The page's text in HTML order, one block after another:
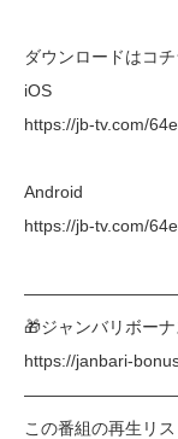
ダウンロードはコ
iOS
https://jb-tv.com/
Android
https://jb-tv.com/
🎁ジャンバリボー
https://janbari-
この番組の再生リス